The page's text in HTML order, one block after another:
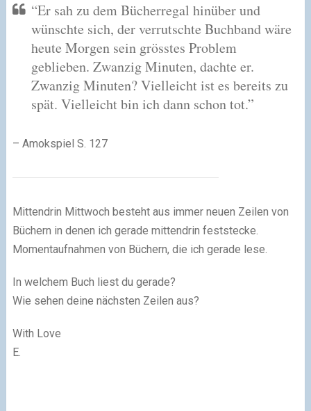
“Er sah zu dem Bücherregal hinüber und
wünschte sich, der verrutschte Buchband wäre
heute Morgen sein grösstes Problem
geblieben. Zwanzig Minuten, dachte er.
Zwanzig Minuten? Vielleicht ist es bereits zu
spät. Vielleicht bin ich dann schon tot.”
– Amokspiel S. 127
Mittendrin Mittwoch besteht aus immer neuen Zeilen von
Büchern in denen ich gerade mittendrin feststecke.
Momentaufnahmen von Büchern, die ich gerade lese.
In welchem Buch liest du gerade?
Wie sehen deine nächsten Zeilen aus?
With Love
E.